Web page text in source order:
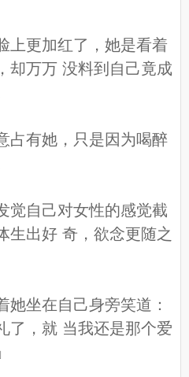
上更加红了，她是看着
却万万 没料到自己竟成
占有她，只是因为喝醉
觉自己对女性的感觉截
生出好 奇，欲念更随之
她坐在自己身旁笑道：
了，就 当我还是那个爱